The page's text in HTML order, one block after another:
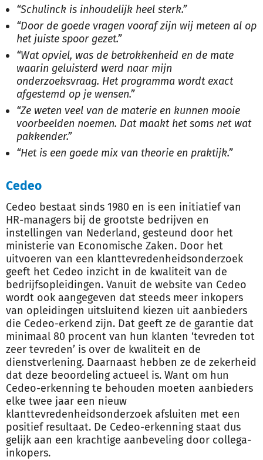
“Schulinck is inhoudelijk heel sterk.”
“Door de goede vragen vooraf zijn wij meteen al op
het juiste spoor gezet.”
“Wat opviel, was de betrokkenheid en de mate
waarin geluisterd werd naar mijn
onderzoeksvraag. Het programma wordt exact
afgestemd op je wensen.”
“Ze weten veel van de materie en kunnen mooie
voorbeelden noemen. Dat maakt het soms net wat
pakkender.”
“Het is een goede mix van theorie en praktijk.”
Cedeo
Cedeo bestaat sinds 1980 en is een initiatief van
HR-managers bij de grootste bedrijven en
instellingen van Nederland, gesteund door het
ministerie van Economische Zaken. Door het
uitvoeren van een klanttevredenheidsonderzoek
geeft het Cedeo inzicht in de kwaliteit van de
bedrijfsopleidingen. Vanuit de website van Cedeo
wordt ook aangegeven dat steeds meer inkopers
van opleidingen uitsluitend kiezen uit aanbieders
die Cedeo-erkend zijn. Dat geeft ze de garantie dat
minimaal 80 procent van hun klanten ‘tevreden tot
zeer tevreden’ is over de kwaliteit en de
dienstverlening. Daarnaast hebben ze de zekerheid
dat deze beoordeling actueel is. Want om hun
Cedeo-erkenning te behouden moeten aanbieders
elke twee jaar een nieuw
klanttevredenheidsonderzoek afsluiten met een
positief resultaat. De Cedeo-erkenning staat dus
gelijk aan een krachtige aanbeveling door collega-
inkopers.